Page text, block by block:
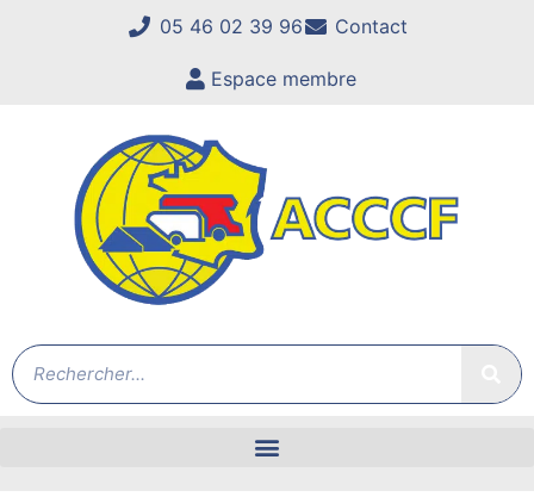
05 46 02 39 96 Contact
Espace membre